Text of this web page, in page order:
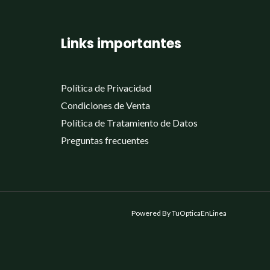
Links importantes
Política de Privacidad
Condiciones de Venta
Política de Tratamiento de Datos
Preguntas frecuentes
Powered By TuOpticaEnLinea